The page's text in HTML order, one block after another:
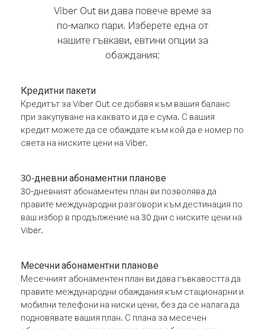
Viber Out ви дава повече време за
по-малко пари. Изберете една от
нашите гъвкави, евтини опции за
обаждания:
Кредитни пакети
Кредитът за Viber Out се добавя към вашия баланс
при закупуване на каквато и да е сума. С вашия
кредит можете да се обаждате към кой да е номер по
света на ниските цени на Viber.
30-дневни абонаментни планове
30-дневният абонаментен план ви позволява да
правите международни разговори към дестинация по
ваш избор в продължение на 30 дни с ниските цени на
Viber.
Месечни абонаментни планове
Месечният абонаментен план ви дава гъвкавостта да
правите международни обаждания към стационарни и
мобилни телефони на ниски цени, без да се налага да
подновявате вашия план. С плана за месечен